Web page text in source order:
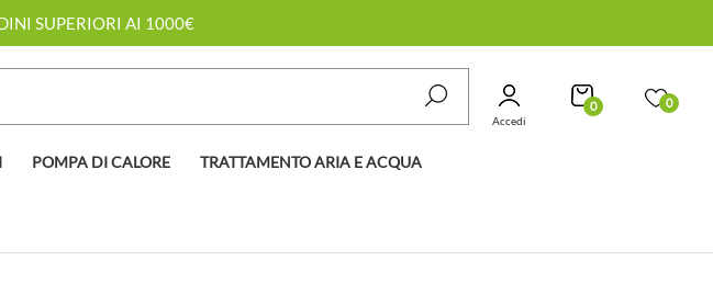
SUPERIORI AI 1000€
POMPA DI CALORE TRATTAMENTO ARIA E ACQUA
Accedi
0 0